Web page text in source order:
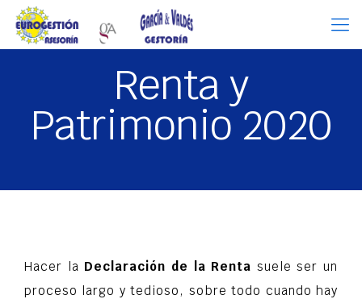
Renta y
Patrimonio 2020
Hacer la Declaración de la Renta suele ser un
proceso largo y tedioso, sobre todo cuando hay